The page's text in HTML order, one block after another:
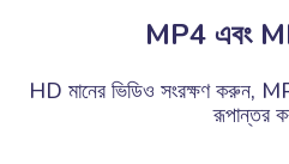
MP4 এবং
HD মানের ভিডিও সংরক্ষণ করুন,
রূপান্তর